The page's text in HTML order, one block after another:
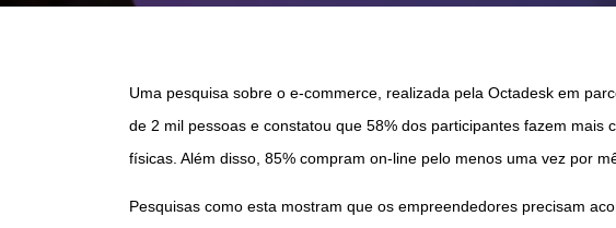
Uma pesquisa sobre o e-commerce, realizada pela Octadesk em
de 2 mil pessoas e constatou que 58% dos participantes fazem mais
físicas. Além disso, 85% compram on-line pelo menos uma vez por
Pesquisas como esta mostram que os empreendedores precisam